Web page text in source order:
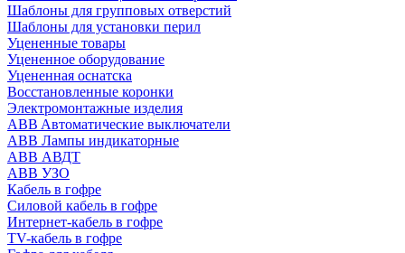
Шаблоны для групповых отверстий
Шаблоны для установки перил
Уцененные товары
Уцененное оборудование
Уцененная оснатска
Восстановленные коронки
Электромонтажные изделия
ABB Aвтоматические выключатели
ABB Лампы индикаторные
ABB АВДТ
ABB УЗО
Кабель в гофре
Силовой кабель в гофре
Интернет-кабель в гофре
TV-кабель в гофре